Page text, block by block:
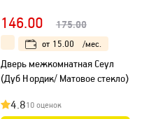
146.00 175.00
от 15.00 /мес.
Дверь межкомнатная Сеул
(Дуб Нордик/ Матовое стекло)
4.810 оценок